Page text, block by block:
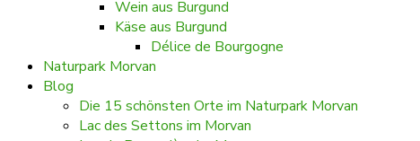
Wein aus Burgund
Käse aus Burgund
Délice de Bourgogne
Naturpark Morvan
Blog
Die 15 schönsten Orte im Naturpark Morvan
Lac des Settons im Morvan